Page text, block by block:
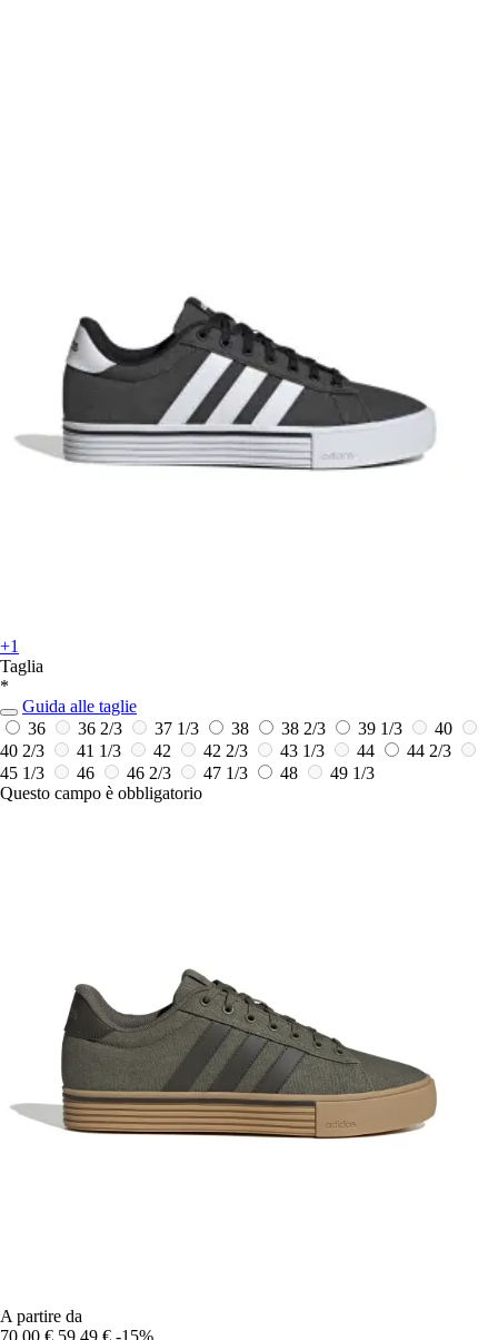
+1
Taglia
*
Guida alle taglie
36
36 2/3 37 1/3 38 38 2/3 39 1/3
40
40 2/3
41 1/3 42 42 2/3 43 1/3 44
44 2/3
45 1/3
46 46 2/3 47 1/3 48
49 1/3
Questo campo è obbligatorio
A partire da
70,00 € 59,49 € -15%